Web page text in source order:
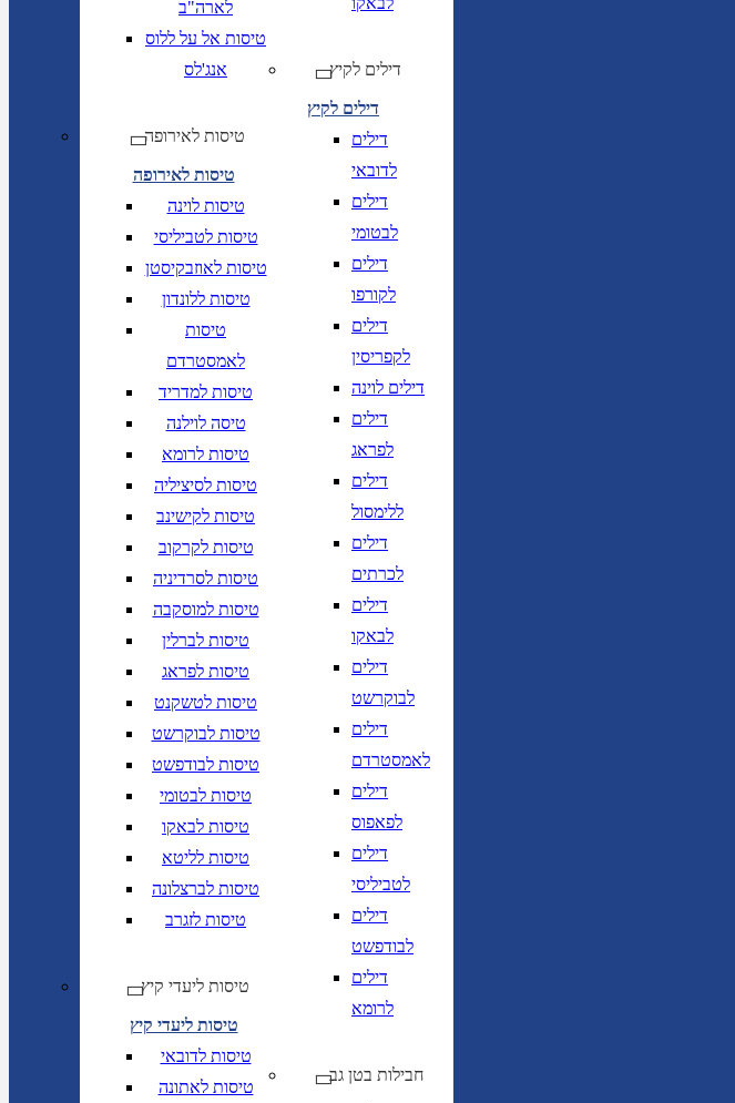
לארה"ב
טיסות אל על ללוס
אנג'לס
טיסות לאירופה
טיסות לאירופה
טיסות לוינה
טיסות לטביליסי
טיסות לאוזבקיסטן
טיסות ללונדון
טיסות
לאמסטרדם
טיסות למדריד
טיסה לוילנה
טיסות לרומא
טיסות לסיציליה
טיסות לקישינב
טיסות לקרקוב
טיסות לסרדיניה
טיסות למוסקבה
טיסות לברלין
טיסות לפראג
טיסות לטשקנט
טיסות לבוקרשט
טיסות לבודפשט
טיסות לבטומי
טיסות לבאקו
טיסות לליטא
טיסות לברצלונה
טיסות לזגרב
טיסות ליעדי קיץ
טיסות ליעדי קיץ
טיסות לדובאי
טיסות לאתונה
דילים לקיץ
דילים לקיץ
דילים
לדובאי
דילים
לבטומי
דילים
לקורפו
דילים
לקפריסין
דילים לוינה
דילים
לפראג
דילים
ללימסול
דילים
לכרתים
דילים
לבאקו
דילים
לבוקרשט
דילים
לאמסטרדם
דילים
לפאפוס
דילים
לטביליסי
דילים
לבודפשט
דילים
לרומא
חבילות בטן גב